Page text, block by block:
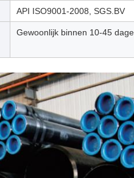
API ISO9001-2008, SGS.BV
Gewoonlijk binnen 10-45